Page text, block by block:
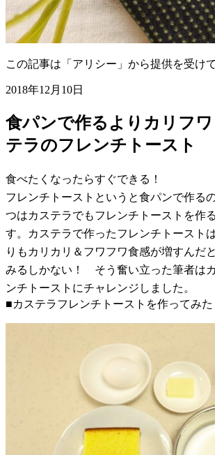
この記事は「アリシー」から提供を受け
2018年12月10日
食パンで作るよりカリフ
テラのフレンチトースト
食べたくなったらすぐできる！
フレンチトーストというと食パンで作る
つはカステラでもフレンチトーストを作
す。カステラで作ったフレンチトースト
りもカリカリ＆フワフワ食感が増すんだ
みるしかない！ そう奮い立った筆者は
ンチトーストにチャレンジしました。
■カステラフレンチトーストを作ってみた